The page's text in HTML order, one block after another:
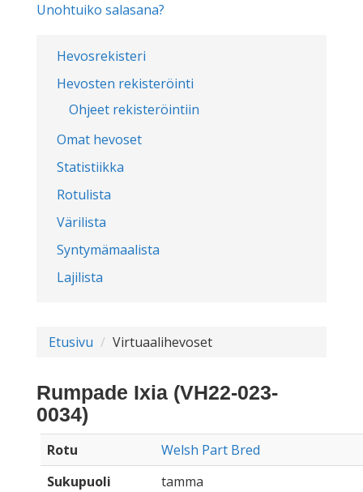
Hevosrekisteri
Hevosten rekisteröinti
Ohjeet rekisteröintiin
Omat hevoset
Statistiikka
Rotulista
Värilista
Syntymämaalista
Lajilista
Unohtuiko salasana?
Etusivu Virtuaalihevoset
Rumpade Ixia (VH22-023-
0034)
Rotu
Welsh Part Bred
Sukupuoli
tamma